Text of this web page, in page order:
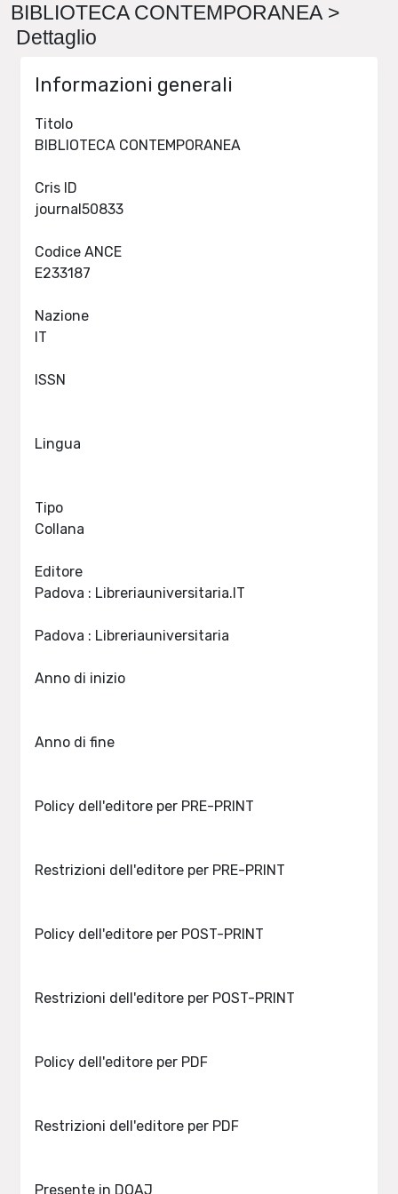
BIBLIOTECA CONTEMPORANEA >
Dettaglio
Informazioni generali
Titolo
Cris ID
Codice ANCE
Nazione
ISSN
Lingua
Tipo
Collana
Editore
Padova : Libreriauniversitaria.IT
Anno di inizio
Anno di fine
Policy dell'editore per PRE-PRINT
Restrizioni dell'editore per PRE-PRINT
Policy dell'editore per POST-PRINT
Restrizioni dell'editore per POST-PRINT
Policy dell'editore per PDF
Restrizioni dell'editore per PDF
Presente in DOAJ